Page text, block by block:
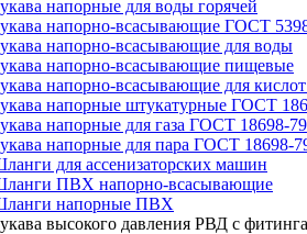
напорные для воды горячей
напорно-всасывающие ГОСТ
напорно-всасывающие для воды
напорно-всасывающие пищевые
напорно-всасывающие для
напорные штукатурные ГОСТ
напорные для газа ГОСТ 18698-79
напорные для пара ГОСТ 18698-
для ассенизаторских машин
ПВХ напорно-всасывающие
напорные ПВХ
высокого давления РВД с